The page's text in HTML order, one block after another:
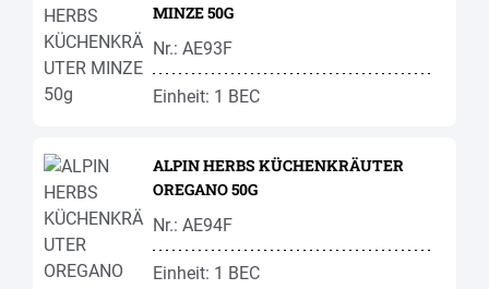
MINZE 50G
Nr.: AE93F
Einheit: 1 BEC
ALPIN HERBS KÜCHENKRÄUTER
OREGANO 50G
Nr.: AE94F
Einheit: 1 BEC